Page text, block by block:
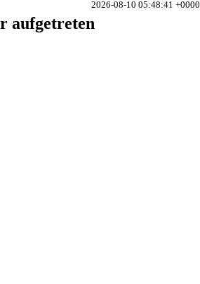
aufgetreten
2026-08-10 05:48:41 +0000